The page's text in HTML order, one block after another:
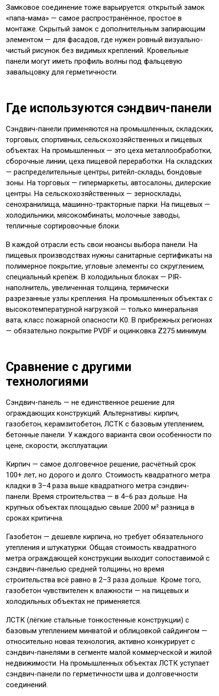
Замковое соединение тоже варьируется: открытый замок
«папа-мама» — самое распространённое, простое в
монтаже. Скрытый замок с дополнительным запирающим
элементом — для фасадов, где нужен ровный визуально-
чистый рисунок без видимых креплений. Кровельные
панели могут иметь профиль волны под фальцевую
завальцовку для герметичности.
Где используются сэндвич-панели
Сэндвич-панели применяются на промышленных, складских,
торговых, спортивных, сельскохозяйственных и пищевых
объектах. На промышленных — это цеха металлообработки,
сборочные линии, цеха пищевой переработки. На складских
— распределительные центры, ритейл-склады, бондовые
зоны. На торговых — гипермаркеты, автосалоны, дилерские
центры. На сельскохозяйственных — зерносклады,
сенохранилища, машинно-тракторные парки. На пищевых —
холодильники, мясокомбинаты, молочные заводы,
тепличные сортировочные блоки.
В каждой отрасли есть свои нюансы выбора панели. На
пищевых производствах нужны санитарные сертификаты на
полимерное покрытие, угловые элементы со скруглением,
специальный крепёж. В холодильных блоках — PIR-
наполнитель, увеличенная толщина, термически
разрезанные узлы крепления. На промышленных объектах с
высокотемпературной нагрузкой — только минеральная
вата, класс пожарной опасности К0. В прибрежных регионах
— обязательно покрытие PVDF и оцинковка Z275 минимум.
Сравнение с другими
технологиями
Сэндвич-панель — не единственное решение для
ограждающих конструкций. Альтернативы: кирпич,
газобетон, керамзитобетон, ЛСТК с базовым утеплением,
бетонные панели. У каждого варианта свои особенности по
цене, скорости, эксплуатации.
Кирпич — самое долговечное решение, расчётный срок
100+ лет, но дорого и долго. Стоимость квадратного метра
кладки в 3–4 раза выше квадратного метра сэндвич-
панели. Время строительства — в 4–6 раз дольше. На
крупных объектах площадью свыше 2000 м² разница в
сроках критична.
Газобетон — дешевле кирпича, но требует обязательного
утепления и штукатурки. Общая стоимость квадратного
метра ограждающей конструкции выходит сопоставимой с
сэндвич-панелью средней толщины, но время
строительства всё равно в 2–3 раза дольше. Кроме того,
газобетон чувствителен к влажности — на пищевых и
холодильных объектах не применяется.
ЛСТК (лёгкие стальные тонкостенные конструкции) с
базовым утеплением минватой и облицовкой сайдингом —
относительно новая технология, активно конкурирует с
сэндвич-панелями в сегменте малой коммерческой и жилой
недвижимости. На промышленных объектах ЛСТК уступает
сэндвич-панели по герметичности шва и долговечности
соединений.